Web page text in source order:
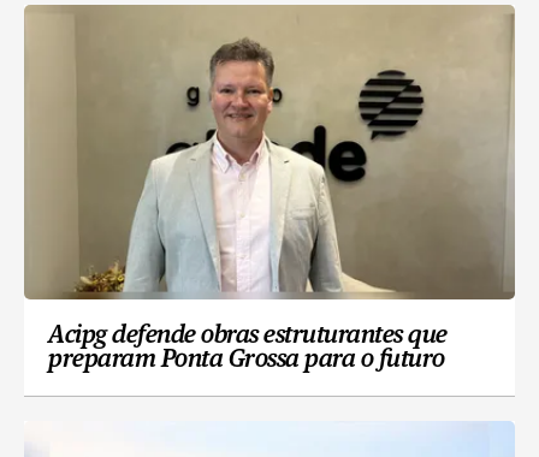
Acipg defende obras estruturantes que
preparam Ponta Grossa para o futuro